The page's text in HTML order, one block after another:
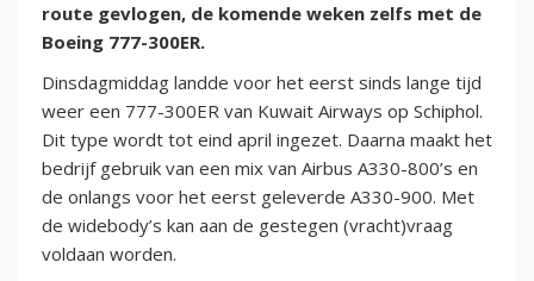
route gevlogen, de komende weken zelfs met de
Boeing 777-300ER.
Dinsdagmiddag landde voor het eerst sinds lange tijd
weer een 777-300ER van Kuwait Airways op Schiphol.
Dit type wordt tot eind april ingezet. Daarna maakt het
bedrijf gebruik van een mix van Airbus A330-800’s en
de onlangs voor het eerst geleverde A330-900. Met
de widebody’s kan aan de gestegen (vracht)vraag
voldaan worden.